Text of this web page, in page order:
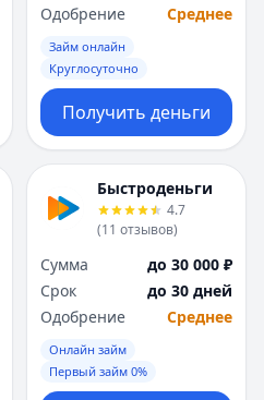
Тюмень
У
Ульяновск
Уфа
Х
Хабаровск
Ч
Чебоксары
Челябинск
Ярославль
Вся Россия
Тюмень
У
Ульяновск
Уфа
Х
Хабаровск
Ч
Чебоксары
Челябинск
Ярославль
Вся Россия
Одобрение
Среднее
Займ онлайн
Круглосуточно
Получить деньги
Быстроденьги
4.7
(11 отзывов)
Сумма
до 30 000 ₽
Срок
до 30 дней
Одобрение
Среднее
Онлайн займ
Первый займ 0%